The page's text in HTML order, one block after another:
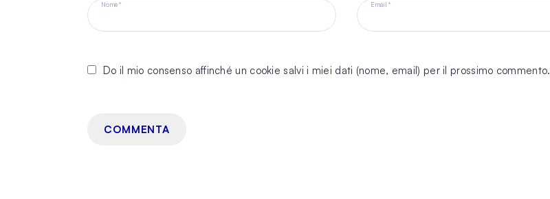
Nome * Email *
Do il mio consenso affinché un cookie salvi i miei dati (nome, email) per il prossimo commento.